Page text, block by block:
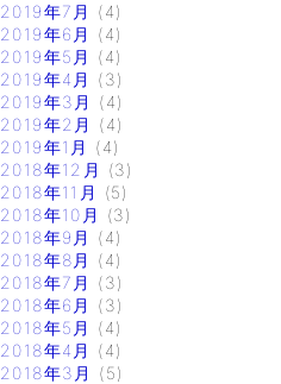
2019年7月
(4)
2019年6月
(4)
2019年5月
(4)
2019年4月
(3)
2019年3月
(4)
2019年2月
(4)
2019年1月
(4)
2018年12月
(3)
2018年11月
(5)
2018年10月
(3)
2018年9月
(4)
2018年8月
(4)
2018年7月
(3)
2018年6月
(3)
2018年5月
(4)
2018年4月
(4)
2018年3月
(5)